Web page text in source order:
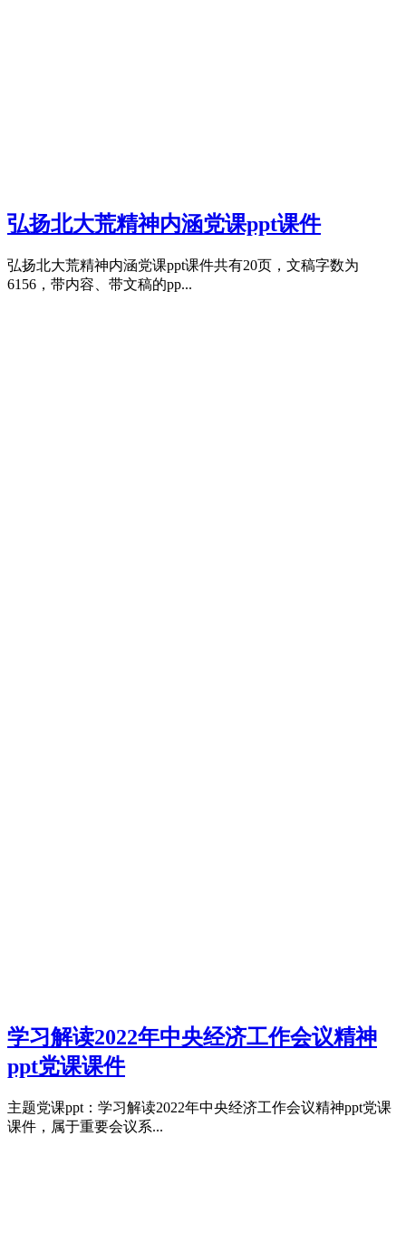
弘扬北大荒精神内涵党课ppt课件
弘扬北大荒精神内涵党课ppt课件共有20页，文稿字数为
6156，带内容、带文稿的pp...
学习解读2022年中央经济工作会议精神
ppt党课课件
主题党课ppt：学习解读2022年中央经济工作会议精神ppt党课
课件，属于重要会议系...